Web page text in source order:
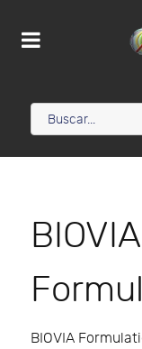
BIOVIA
BIOVIA